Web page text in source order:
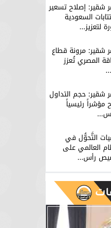
شقير: إصلاح تسعير
السعودية
لتعزيز...
شقير: مرونة قطاع
المصري تُعزز
شقير: حجم التداول
مؤشراً رئيسياً
التَّحوُّل في
العالمي على
رأس...